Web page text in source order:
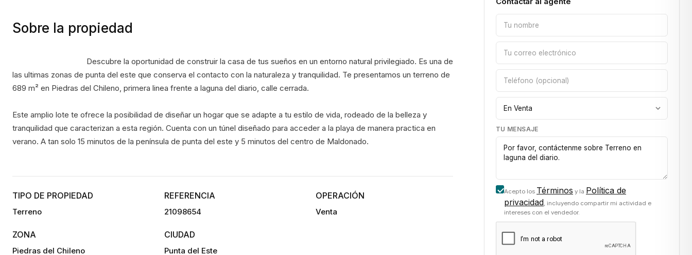
Sobre la propiedad
las ultimas zonas de punta del este que conserva el contacto con la naturaleza y tranquilidad. Te presentamos un terreno de
689 m² en Piedras del Chileno, primera linea frente a laguna del diario, calle cerrada.
Este amplio lote te ofrece la posibilidad de diseñar un hogar que se adapte a tu estilo de vida, rodeado de la belleza y
tranquilidad que caracterizan a esta región. Cuenta con un túnel diseñado para acceder a la playa de manera practica en
verano. A tan solo 15 minutos de la península de punta del este y 5 minutos del centro de Maldonado.
TIPO DE PROPIEDAD
Terreno
REFERENCIA
21098654
OPERACIÓN
Venta
ZONA
Piedras del Chileno
CIUDAD
Punta del Este
TU MENSAJE
Acepto los Términos y la Política de
privacidad, incluyendo compartir mi actividad e
intereses con el vendedor.